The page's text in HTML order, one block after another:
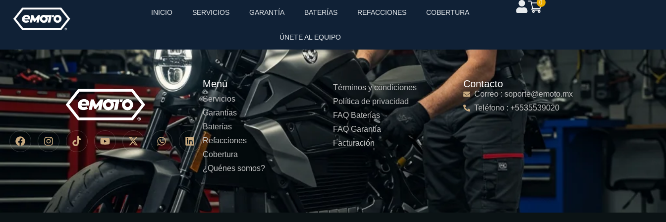
INICIO SERVICIOS GARANTÍA BATERÍAS REFACCIONES COBERTURA
ÚNETE AL EQUIPO
0
Menú
Servicios
Garantías
Baterías
Refacciones
Cobertura
¿Quénes somos?
Términos y condiciones
Política de privacidad
FAQ Baterías
FAQ Garantía
Facturación
Contacto
Correo : soporte@emoto.mx
Teléfono : +5535539020